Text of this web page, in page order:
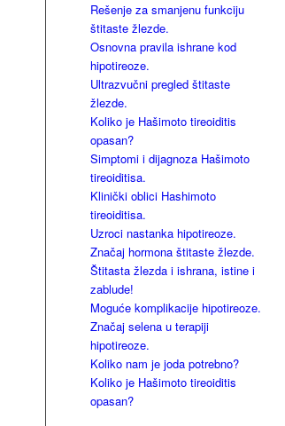
Rešenje za smanjenu funkciju
štitaste žlezde.
Osnovna pravila ishrane kod
hipotireoze.
Ultrazvučni pregled štitaste
žlezde.
Koliko je Hašimoto tireoiditis
opasan?
Simptomi i dijagnoza Hašimoto
tireoiditisa.
Klinički oblici Hashimoto
tireoiditisa.
Uzroci nastanka hipotireoze.
Značaj hormona štitaste žlezde.
Štitasta žlezda i ishrana, istine i
zablude!
Moguće komplikacije hipotireoze.
Značaj selena u terapiji
hipotireoze.
Koliko nam je joda potrebno?
Koliko je Hašimoto tireoiditis
opasan?